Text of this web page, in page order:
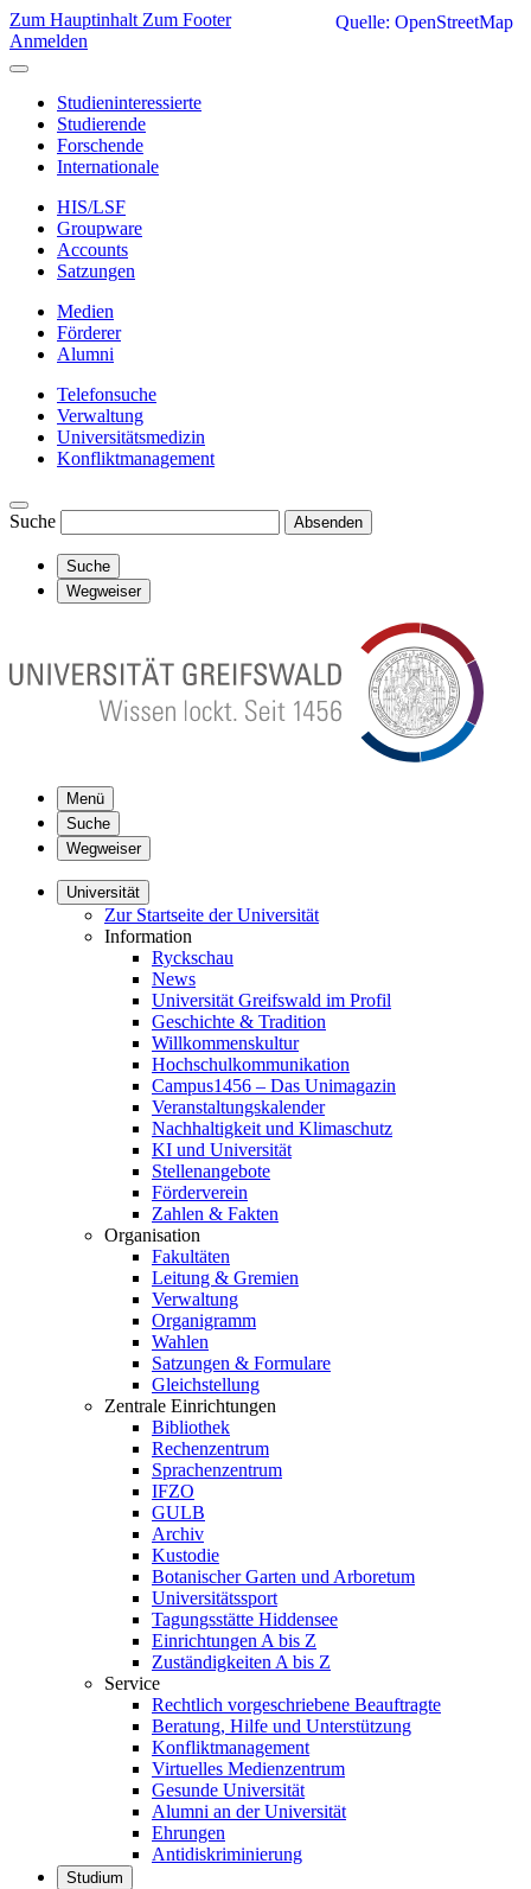
Zum Hauptinhalt Zum Footer
Anmelden
Studieninteressierte
Studierende
Forschende
Internationale
HIS/LSF
Groupware
Accounts
Satzungen
Medien
Förderer
Alumni
Telefonsuche
Verwaltung
Universitätsmedizin
Konfliktmanagement
Suche Absenden
Suche
Wegweiser
Menü
Suche
Wegweiser
Universität
Zur Startseite der Universität
Information
Ryckschau
News
Universität Greifswald im Profil
Geschichte & Tradition
Willkommenskultur
Hochschulkommunikation
Campus1456 – Das Unimagazin
Veranstaltungskalender
Nachhaltigkeit und Klimaschutz
KI und Universität
Stellenangebote
Förderverein
Zahlen & Fakten
Organisation
Fakultäten
Leitung & Gremien
Verwaltung
Organigramm
Wahlen
Satzungen & Formulare
Gleichstellung
Zentrale Einrichtungen
Bibliothek
Rechenzentrum
Sprachenzentrum
IFZO
GULB
Archiv
Kustodie
Botanischer Garten und Arboretum
Universitätssport
Tagungsstätte Hiddensee
Einrichtungen A bis Z
Zuständigkeiten A bis Z
Service
Rechtlich vorgeschriebene Beauftragte
Beratung, Hilfe und Unterstützung
Konfliktmanagement
Virtuelles Medienzentrum
Gesunde Universität
Alumni an der Universität
Ehrungen
Antidiskriminierung
Studium
Quelle: OpenStreetMap